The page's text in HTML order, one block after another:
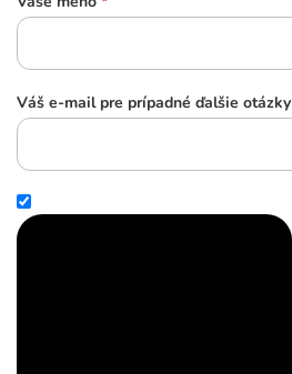
Váš e-mail pre prípadné ďalšie otázky